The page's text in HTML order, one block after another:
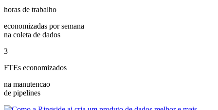
horas de trabalho
economizadas por semana
na coleta de dados
3
FTEs economizados
na manutencao
de pipelines